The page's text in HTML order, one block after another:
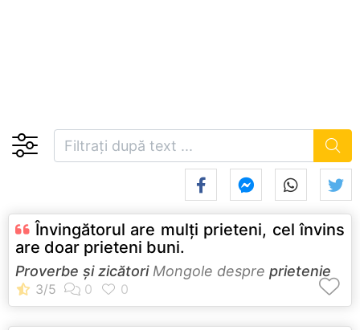
Învingătorul are mulţi prieteni, cel învins
are doar prieteni buni.
Proverbe și zicătoriMongole despre prietenie